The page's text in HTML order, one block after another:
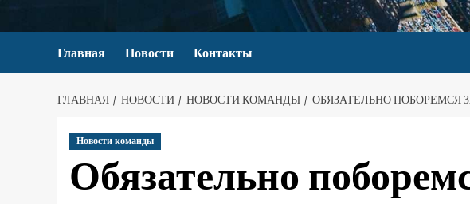
Главная Новости Контакты
ГЛАВНАЯ НОВОСТИ НОВОСТИ КОМАНДЫ ОБЯЗАТЕЛЬНО ПОБОРЕМСЯ
Новости команды
Обязательно